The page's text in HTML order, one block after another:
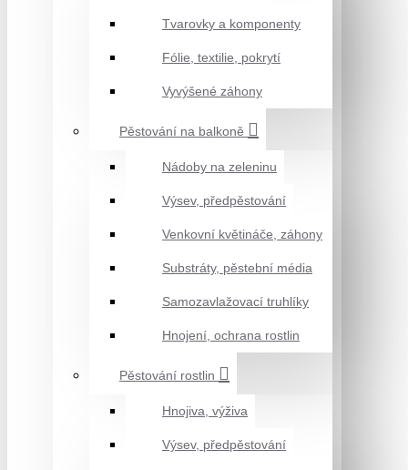
Tvarovky a komponenty
Fólie, textilie, pokrytí
Vyvýšené záhony
Pěstování na balkoně
Nádoby na zeleninu
Výsev, předpěstování
Venkovní květináče, záhony
Substráty, pěstební média
Samozavlažovací truhlíky
Hnojení, ochrana rostlin
Pěstování rostlin
Hnojiva, výživa
Výsev, předpěstování